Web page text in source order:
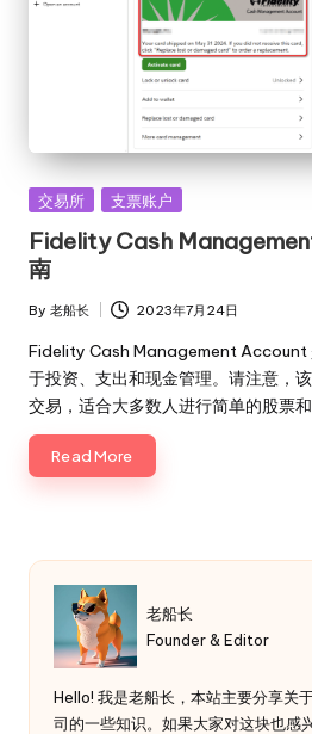
Posted
交易所 支票账户
Fidelity Cash
南
Posted
by
By 老船长 2023年7月24日
Fidelity Cash Management Account
于投资、支出和现金管理。请注意，
交易，适合大多数人进行简单的股票和
Read More
老船长
Founder & Editor
Hello! 我是老船长，本站主要分享关
司的一些知识。如果大家对这块也感